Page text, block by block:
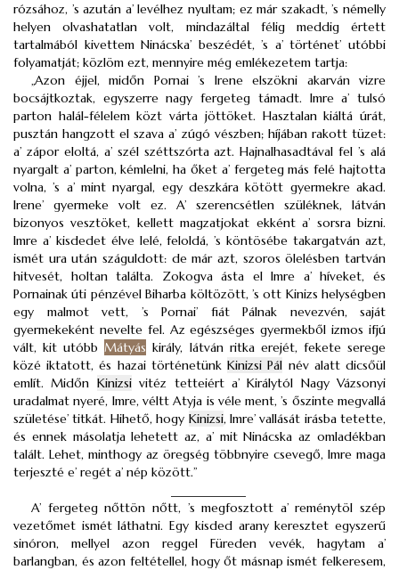
rózsához, ’s azután a’ levélhez nyultam; ez már szakadt, ’s némelly
helyen olvashatatlan volt, mindazáltal félig meddig értett
tartalmából kivettem Ninácska’ beszédét, ’s a’ történet’ utóbbi
folyamatját; közlöm ezt, mennyire még emlékezetem tartja:
„Azon éjjel, midőn Pornai ’s Irene elszökni akarván vizre
bocsájtkoztak, egyszerre nagy fergeteg támadt. Imre a’ tulsó
parton halál-félelem közt várta jöttöket. Hasztalan kiáltá úrát,
pusztán hangzott el szava a’ zúgó vészben; híjában rakott tüzet:
a’ zápor eloltá, a’ szél széttszórta azt. Hajnalhasadtával fel ’s alá
nyargalt a’ parton, kémlelni, ha őket a’ fergeteg más felé hajtotta
volna, ’s a’ mint nyargal, egy deszkára kötött gyermekre akad.
Irene’ gyermeke volt ez. A’ szerencsétlen szüléknek, látván
bizonyos vesztöket, kellett magzatjokat ekként a’ sorsra bizni.
Imre a’ kisdedet élve lelé, feloldá, ’s köntösébe takargatván azt,
ismét ura után száguldott: de már azt, szoros ölelésben tartván
hitvesét, holtan találta. Zokogva ásta el Imre a’ híveket, és
Pornainak úti pénzével Biharba költözött, ’s ott Kinizs helységben
egy malmot vett, ’s Pornai’ fiát Pálnak nevezvén, saját
gyermekeként nevelte fel. Az egészséges gyermekből izmos ifjú
vált, kit utóbbMátyás király, látván ritka erejét, fekete serege
közé iktatott, és hazai történetünkKinizsi Pál név alatt dicsőül
említ. Midőn Kinizsivitéz tetteiért a’ Királytól Nagy Vázsonyi
uradalmat nyeré, Imre, véltt Atyja is véle ment, ’s őszinte megvallá
születése’ titkát. Hihető, hogy Kinizsi, Imre’ vallását irásba tetette,
és ennek másolatja lehetett az, a’ mit Ninácska az omladékban
talált. Lehet, minthogy az öregség többnyire csevegő, Imre maga
terjeszté e’ regét a’ nép között.”
A’ fergeteg nőttön nőtt, ’s megfosztott a’ reménytöl szép
vezetőmet ismét láthatni. Egy kisded arany keresztet egyszerű
sinóron, mellyel azon reggel Füreden vevék, hagytam a’
barlangban, és azon feltétellel, hogy őt másnap ismét felkeresem,